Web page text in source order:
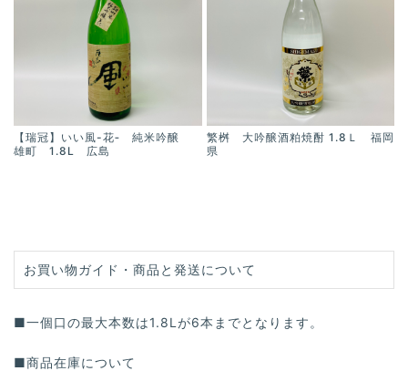
【瑞冠】いい風-花‐ 純米吟醸
雄町 1.8L 広島
繁桝 大吟醸酒粕焼酎 1.8Ｌ 福岡
県
お買い物ガイド・商品と発送について
■一個口の最大本数は1.8Lが6本までとなります。
■商品在庫について